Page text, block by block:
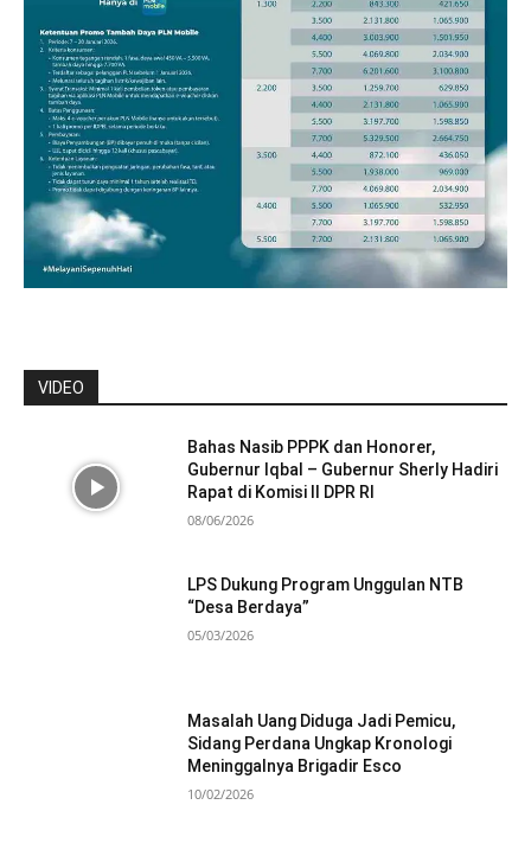
VIDEO
Bahas Nasib PPPK dan Honorer,
Gubernur Iqbal – Gubernur Sherly Hadiri
Rapat di Komisi II DPR RI
08/06/2026
LPS Dukung Program Unggulan NTB
“Desa Berdaya”
05/03/2026
Masalah Uang Diduga Jadi Pemicu,
Sidang Perdana Ungkap Kronologi
Meninggalnya Brigadir Esco
10/02/2026